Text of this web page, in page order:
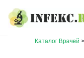
Каталог Врачей